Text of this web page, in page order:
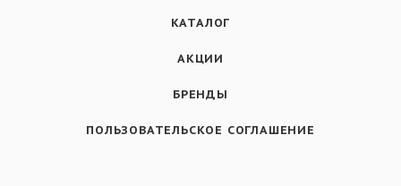
КАТАЛОГ
АКЦИИ
БРЕНДЫ
ПОЛЬЗОВАТЕЛЬСКОЕ СОГЛАШЕНИЕ